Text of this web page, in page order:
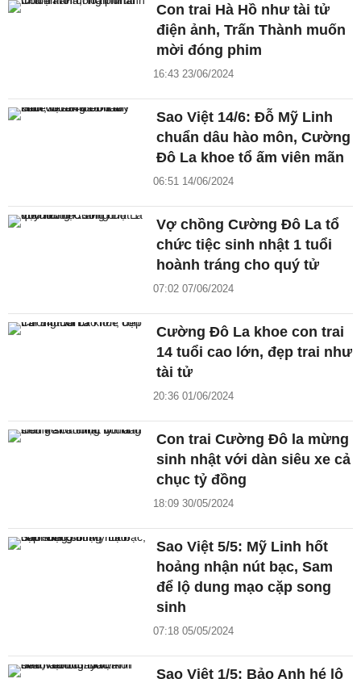
Con trai Hà Hồ như tài tử
điện ảnh, Trấn Thành muốn
mời đóng phim
16:43 23/06/2024
Sao Việt 14/6: Đỗ Mỹ Linh
chuẩn dâu hào môn, Cường
Đô La khoe tổ ấm viên mãn
06:51 14/06/2024
Vợ chồng Cường Đô La tổ
chức tiệc sinh nhật 1 tuổi
hoành tráng cho quý tử
07:02 07/06/2024
Cường Đô La khoe con trai
14 tuổi cao lớn, đẹp trai như
tài tử
20:36 01/06/2024
Con trai Cường Đô la mừng
sinh nhật với dàn siêu xe cả
chục tỷ đồng
18:09 30/05/2024
Sao Việt 5/5: Mỹ Linh hốt
hoảng nhận nút bạc, Sam
để lộ dung mạo cặp song
sinh
07:18 05/05/2024
Sao Việt 1/5: Bảo Anh hé lộ